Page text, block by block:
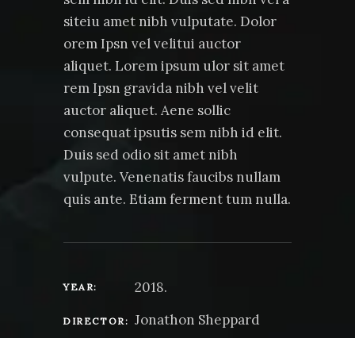
siteiu amet nibh vulputate. Dolor
orem Ipsn vel velitui auctor
aliquet. Lorem ipsum ulor sit amet
rem Ipsn gravida nibh vel velit
auctor aliquet. Aene sollic
consequat ipsutis sem nibh id elit.
Duis sed odio sit amet nibh
vulpute. Venenatis faucibs nullam
quis ante. Etiam ferment tum nulla.
YEAR:
DIRECTOR:
2018.
Jonathon Sheppard